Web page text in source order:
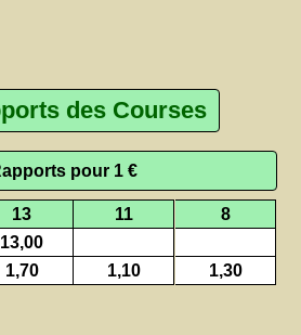
des Courses
pour 1 €
13 11
8
13,00
1,70 1,10 1,30